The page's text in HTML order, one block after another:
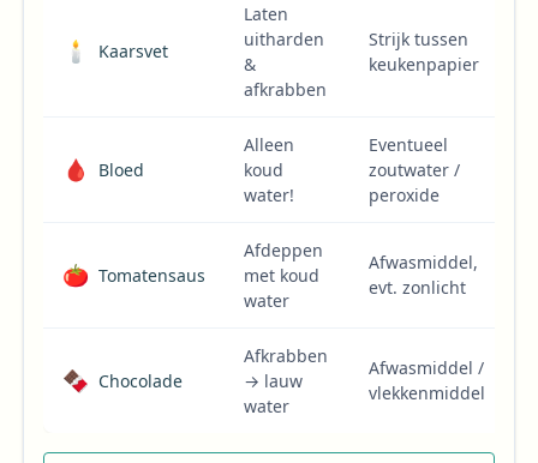
🕯️ Kaarsvet
Laten
uitharden
&
afkrabben
Strijk tussen
keukenpapier
🩸 Bloed
Alleen
koud
water!
Eventueel
zoutwater /
peroxide
🍅 Tomatensaus
Afdeppen
met koud
water
Afwasmiddel,
evt. zonlicht
🍫 Chocolade
Afkrabben
→ lauw
water
Afwasmiddel /
vlekkenmiddel